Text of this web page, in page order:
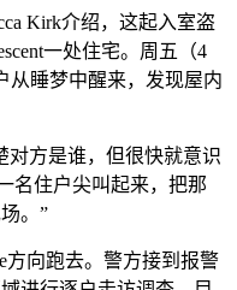
Kirk介绍，这起入室盗
一处住宅。周五（4
从睡梦中醒来，发现屋内
对方是谁，但很快就意识
名住户尖叫起来，把那
。”
方向跑去。警方接到报警